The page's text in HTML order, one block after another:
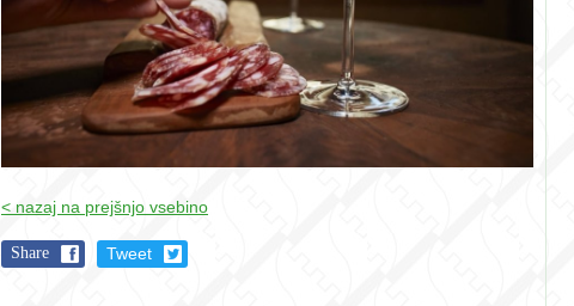
< nazaj na prejšnjo vsebino
Share Tweet